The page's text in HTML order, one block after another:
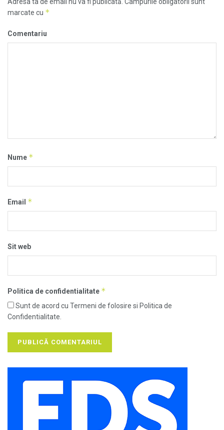
marcate cu *
Comentariu
Nume *
Email *
Sit web
Politica de confidentialitate *
Sunt de acord cu Termeni de folosire si Politica de
Confidentialitate.